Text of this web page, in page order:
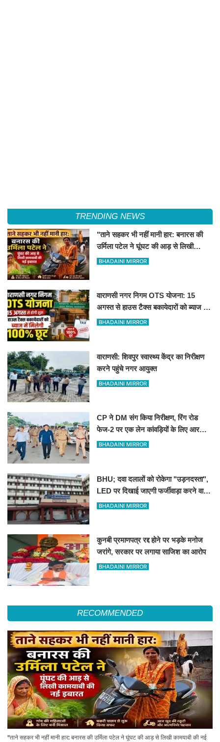
TRENDING NEWS
"ताने सहकर भी नहीं मानी हार: बनारस की
उर्मिला पटेल ने घूंघट की आड़ से लिखी
कामयाबी की नई इबारत"
BHADAINI MIRROR
वाराणसी नगर निगम OTS योजना: 15
अगस्त से हाउस टैक्स बकायेदारों को ब्याज में
मिलेगी 100% छूट
BHADAINI MIRROR
वाराणसी: शिवपुर स्वास्थ्य केंद्र का निरीक्षण
करने पहुंचे नगर आयुक्त
BHADAINI MIRROR
CP ने DM संग किया निरीक्षण, रिंग रोड
फेज-2 पर एक लेन कांवड़ियों के लिए आरक्षित
रखने के निर्देश
BHADAINI MIRROR
BHU; दवा दलालों को रोकेगा "उड़नदस्ता",
LED पर दिखाई जाएगी फर्जीवाड़ा करने वालों
की तस्वीर
BHADAINI MIRROR
कुनबी प्रमाणपत्र रद्द होने पर भड़के मनोज
जरांगे, सरकार पर लगाया साजिश का आरोप
BHADAINI MIRROR
RECOMMENDED
"ताने सहकर भी नहीं मानी हार: बनारस की उर्मिला पटेल ने घूंघट की आड़ से लिखी कामयाबी की नई